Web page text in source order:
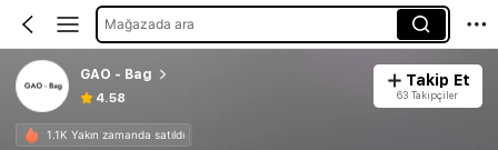
Mağazada ara
GAO - Bag
4.58
Takip Et
63 Takipçiler
1.1K Yakın zamanda satıldı